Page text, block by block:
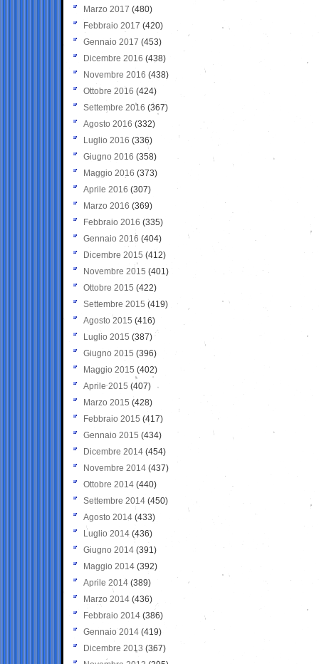
Marzo 2017 (480)
Febbraio 2017 (420)
Gennaio 2017 (453)
Dicembre 2016 (438)
Novembre 2016 (438)
Ottobre 2016 (424)
Settembre 2016 (367)
Agosto 2016 (332)
Luglio 2016 (336)
Giugno 2016 (358)
Maggio 2016 (373)
Aprile 2016 (307)
Marzo 2016 (369)
Febbraio 2016 (335)
Gennaio 2016 (404)
Dicembre 2015 (412)
Novembre 2015 (401)
Ottobre 2015 (422)
Settembre 2015 (419)
Agosto 2015 (416)
Luglio 2015 (387)
Giugno 2015 (396)
Maggio 2015 (402)
Aprile 2015 (407)
Marzo 2015 (428)
Febbraio 2015 (417)
Gennaio 2015 (434)
Dicembre 2014 (454)
Novembre 2014 (437)
Ottobre 2014 (440)
Settembre 2014 (450)
Agosto 2014 (433)
Luglio 2014 (436)
Giugno 2014 (391)
Maggio 2014 (392)
Aprile 2014 (389)
Marzo 2014 (436)
Febbraio 2014 (386)
Gennaio 2014 (419)
Dicembre 2013 (367)